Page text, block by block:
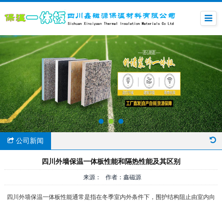
公司新闻
四川外墙保温一体板性能和隔热性能及其区别
来源： 作者：鑫磁源
四川外墙保温一体板性能通常是指在冬季室内外条件下，围护结构阻止由室内向